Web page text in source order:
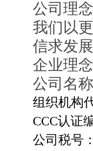
公司理
我们以
信求发
企业理
公司名
组织机构
CCC认证
公司税号